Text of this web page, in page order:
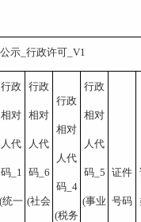
示_行政许可_V1
行政
相对
人代
码_1
(统一
行政
相对
人代
码_6
(社会
行政
相对
人代
码_4
(税务
行政
相对
人代
码_5
(事业
证件
号码